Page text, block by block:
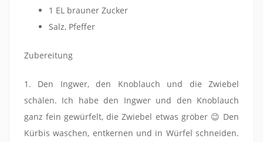
1 EL brauner Zucker
Salz, Pfeffer
Zubereitung
1. Den Ingwer, den Knoblauch und die Zwiebel
schälen. Ich habe den Ingwer und den Knoblauch
ganz fein gewürfelt, die Zwiebel etwas gröber 😉 Den
Kürbis waschen, entkernen und in Würfel schneiden.